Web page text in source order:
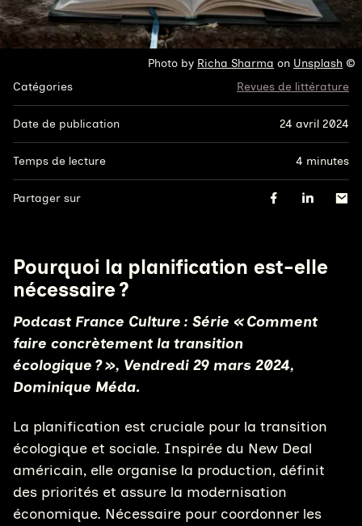
Droits réservés :
Photo by Richa Sharma on Unsplash
Catégories
Revues de littérature
Date de publication 24 avril 2024
Temps de lecture 4 minutes
Partager sur
Pourquoi la planification est-elle
nécessaire ?
Podcast France Culture : Série « Comment
faire concrètement la transition
écologique ? », Vendredi 29 mars 2024,
Dominique Méda.
La planification est cruciale pour la transition
écologique et sociale. Inspirée du New Deal
américain, elle organise la production, définit
des priorités et assure la modernisation
économique. Nécessaire pour coordonner les